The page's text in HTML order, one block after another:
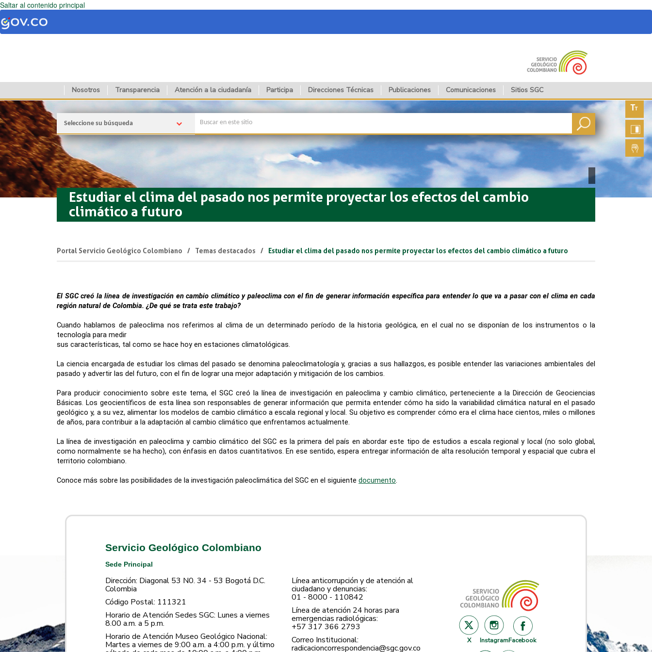
Saltar al contenido principal
Nosotros Transparencia Atención a la ciudadanía Participa Direcciones Técnicas Publicaciones Comunicaciones Sitios SGC
fuente
Lengua
de
Seleccione su búsqueda
Estudiar el clima del pasado nos permite proyectar los efectos del cambio
climático a futuro
Portal Servicio Geológico Colombiano Temas destacados Estudiar el clima del pasado nos permite proyectar los efectos del cambio climático a futuro
El SGC creó la línea de investigación en cambio climático y paleoclima con el fin de generar información específica para entender lo que va a pasar con el clima en cada
región natural de Colombia. ¿De qué se trata este trabajo?
Cuando hablamos de paleoclima nos referimos al clima de un determinado período de la historia geológica, en el cual no se disponían de los instrumentos o la
tecnología para medir
sus características, tal como se hace hoy en estaciones climatológicas.
La ciencia encargada de estudiar los climas del pasado se denomina paleoclimatología y, gracias a sus hallazgos, es posible entender las variaciones ambientales del
pasado y advertir las del futuro, con el fin de lograr una mejor adaptación y mitigación de los cambios.
Para producir conocimiento sobre este tema, el SGC creó la línea de investigación en paleoclima y cambio climático, perteneciente a la Dirección de Geociencias
Básicas. Los geocientíficos de esta línea son responsables de generar información que permita entender cómo ha sido la variabilidad climática natural en el pasado
geológico y, a su vez, alimentar los modelos de cambio climático a escala regional y local. Su objetivo es comprender cómo era el clima hace cientos, miles o millones
de años, para contribuir a la adaptación al cambio climático que enfrentamos actualmente.
La línea de investigación en paleoclima y cambio climático del SGC es la primera del país en abordar este tipo de estudios a escala regional y local (no solo global,
como normalmente se ha hecho), con énfasis en datos cuantitativos. En ese sentido, espera entregar información de alta resolución temporal y espacial que cubra el
territorio colombiano.
Conoce más sobre las posibilidades de la investigación paleoclimática del SGC en el siguiente docu​mento​.
Servicio Geológico Colombiano
Sede Principal
Dirección: Diagonal 53 N0. 34 - 53 Bogotá D.C.
Colombia
Código Postal: 111321
Horario de Atención Sedes SGC: Lunes a viernes
8.00 a.m. a 5 p.m.
Horario de Atención Museo Geológico Nacional:
Martes a viernes de 9:00 a.m. a 4:00 p.m. y último
Línea anticorrupción y de atención al
ciudadano y denuncias:
01 - 8000 - 110842
Línea de atención 24 horas para
emergencias radiológicas:
+57 ​317 366 2793
Correo Institucional:
radicacioncorrespondencia@sgc.gov.co
X InstagramFacebook